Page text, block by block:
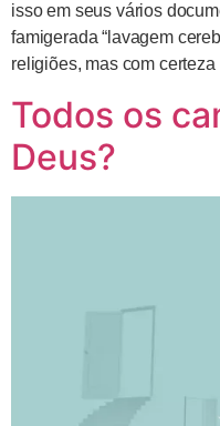
isso em seus vários
famigerada “lavagem
religiões, mas com
Todos os
Deus?